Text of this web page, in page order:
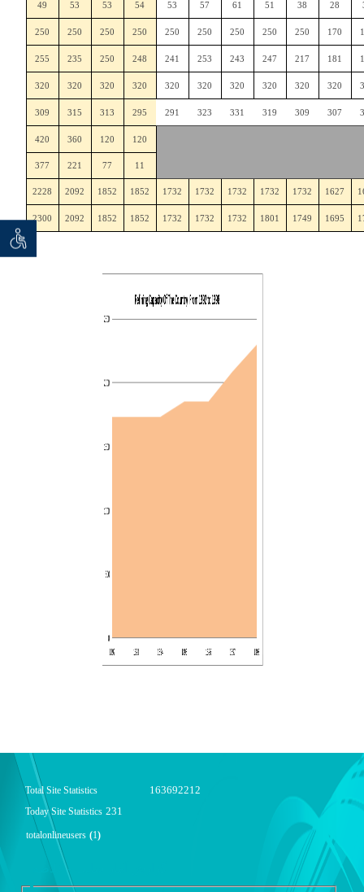
توان
28
38
51
61
57
53
54
53
53
49
170
250
250
250
250
250
250
250
250
250
181
217
247
243
253
241
248
250
235
255
320
320
320
320
320
320
320
320
320
320
307
309
319
331
323
291
295
313
315
309
120
120
360
420
11
77
221
377
1627
1732
1732
1732
1732
1732
1852
1852
2092
2228
1695
1749
1801
1732
1732
1732
1852
1852
2092
2300
Total Site Statistics 163692212
Today Site Statistics 231
totalonlineusers (1)
گزارش آمار سایت - خلاصه